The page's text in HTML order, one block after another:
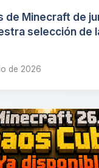
de Minecraft de
selección de
de 2026